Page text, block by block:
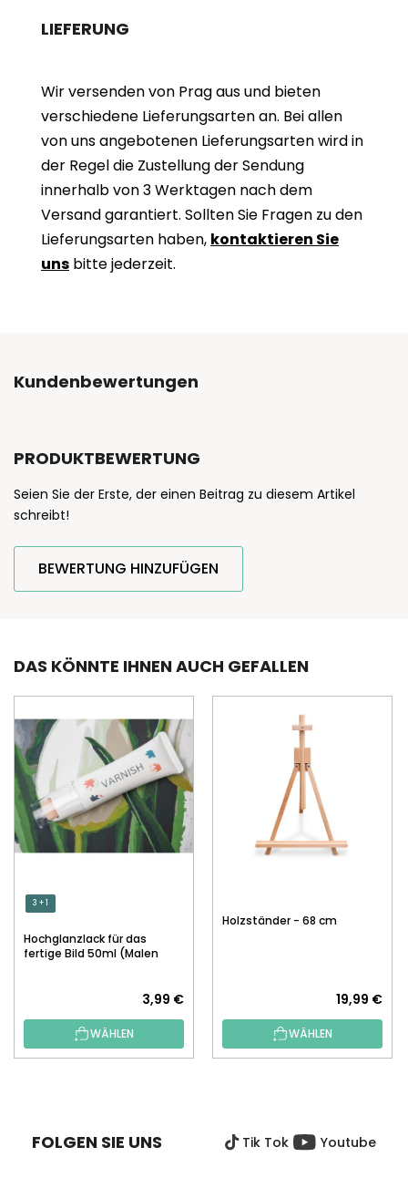
LIEFERUNG
Wir versenden von Prag aus und bieten
verschiedene Lieferungsarten an. Bei allen
von uns angebotenen Lieferungsarten wird in
der Regel die Zustellung der Sendung
innerhalb von 3 Werktagen nach dem
Versand garantiert. Sollten Sie Fragen zu den
Lieferungsarten haben, kontaktieren Sie
uns bitte jederzeit.
Kundenbewertungen
PRODUKTBEWERTUNG
Seien Sie der Erste, der einen Beitrag zu diesem Artikel
schreibt!
BEWERTUNG HINZUFÜGEN
DAS KÖNNTE IHNEN AUCH GEFALLEN
3 + 1
Hochglanzlack für das
fertige Bild 50ml (Malen
3,99 €
WÄHLEN
Holzständer - 68 cm
19,99 €
WÄHLEN
FOLGEN SIE UNS Tik Tok Youtube